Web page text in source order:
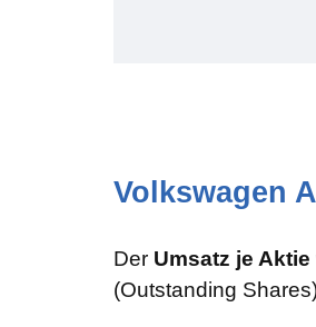
Volkswagen
Der Umsatz je Aktie
(Outstanding